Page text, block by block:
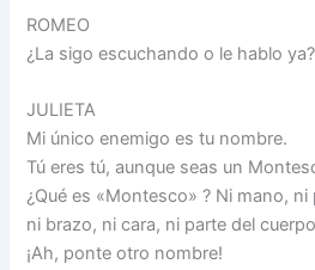
ROMEO
¿La sigo escuchando o le hablo ya?
JULIETA
Mi único enemigo es tu nombre.
Tú eres tú, aunque seas un
¿Qué es «Montesco» ? Ni mano, ni
ni brazo, ni cara, ni parte del
¡Ah, ponte otro nombre!